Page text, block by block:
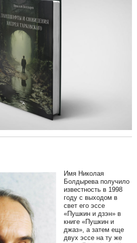
Имя Николая
Болдырева получило
известность в 1998
году с выходом в
свет его эссе
«Пушкин и дзэн» в
книге «Пушкин и
джаз», а затем еще
двух эссе на ту же